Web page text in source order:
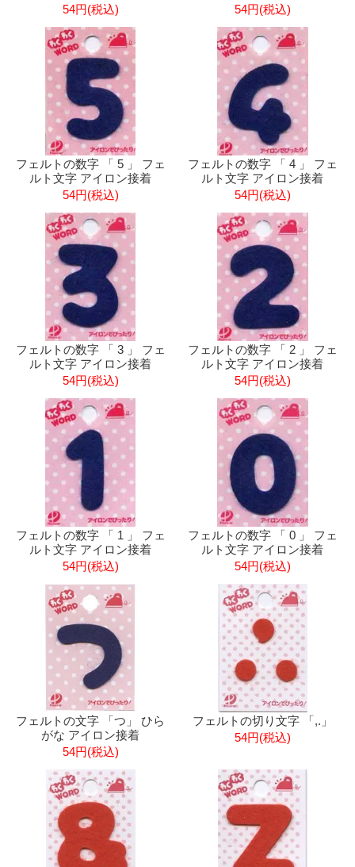
54円(税込) 54円(税込)
フェルトの数字 「 5 」 フェ
ルト文字 アイロン接着
54円(税込)
フェルトの数字 「 4 」 フェ
ルト文字 アイロン接着
54円(税込)
フェルトの数字 「 3 」 フェ
ルト文字 アイロン接着
54円(税込)
フェルトの数字 「 2 」 フェ
ルト文字 アイロン接着
54円(税込)
フェルトの数字 「 1 」 フェ
ルト文字 アイロン接着
54円(税込)
フェルトの数字 「 0 」 フェ
ルト文字 アイロン接着
54円(税込)
フェルトの文字 「つ」 ひら
がな アイロン接着
54円(税込)
フェルトの切り文字 「,.」
54円(税込)